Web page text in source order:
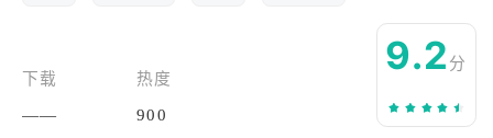
下载
——
热度
900
9.2 分